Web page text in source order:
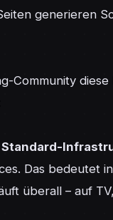
generieren
Community
Standard-
Das bedeutet
überall – auf